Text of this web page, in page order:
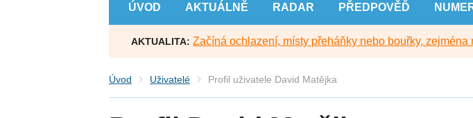
ÚVOD AKTUÁLNĚ RADAR PŘEDPOVĚĎ
AKTUALITA: Začíná ochlazení, místy přeháňky nebo bouřky, zejména
Úvod Uživatelé Profil uživatele David Matějka